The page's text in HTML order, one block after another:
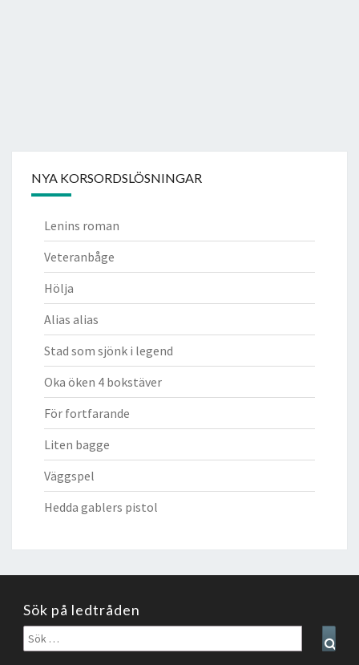
NYA KORSORDSLÖSNINGAR
Lenins roman
Veteranbåge
Hölja
Alias alias
Stad som sjönk i legend
Oka öken 4 bokstäver
För fortfarande
Liten bagge
Väggspel
Hedda gablers pistol
Sök på ledtråden
Sök
efter: